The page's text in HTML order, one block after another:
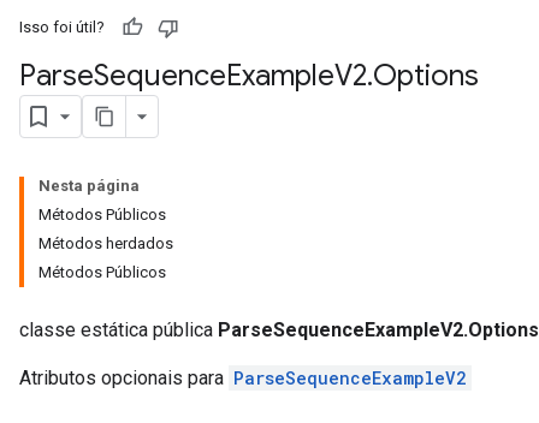
Isso foi útil?
ParseSequenceExampleV2.Options
Nesta página
Métodos Públicos
Métodos herdados
Métodos Públicos
classe estática pública ParseSequenceExampleV2.Options
Atributos opcionais para ParseSequenceExampleV2